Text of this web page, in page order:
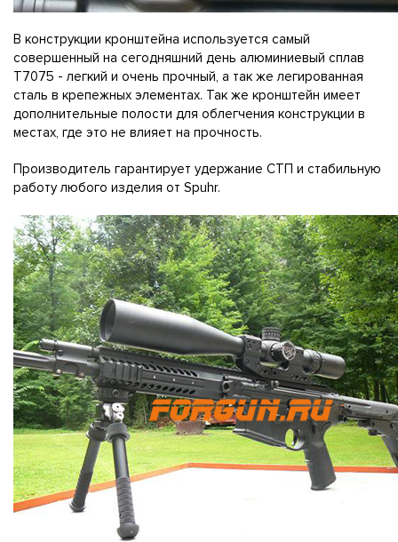
В конструкции кронштейна используется самый
совершенный на сегодняшний день алюминиевый сплав
T7075 - легкий и очень прочный, а так же легированная
сталь в крепежных элементах. Так же кронштейн имеет
дополнительные полости для облегчения конструкции в
местах, где это не влияет на прочность.
Производитель гарантирует удержание СТП и стабильную
работу любого изделия от Spuhr.